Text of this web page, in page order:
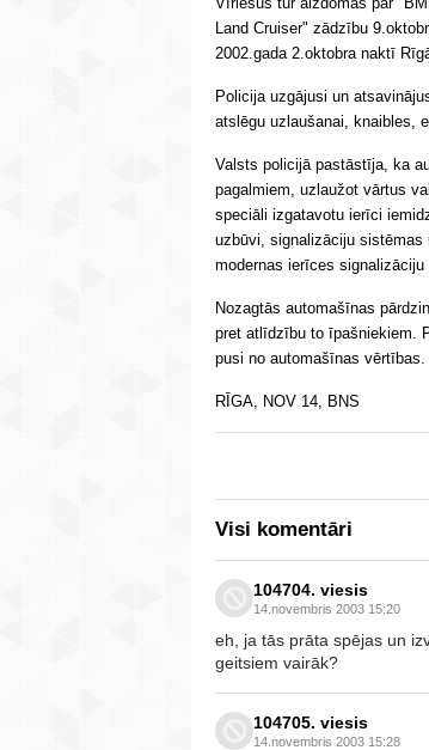
Land Cruiser" zādzību
2002.gada 2.oktobra naktī
Policija uzgājusi un
atslēgu uzlaušanai, knaibles,
Valsts policijā pastāstīja, ka
pagalmiem, uzlaužot vārtus
speciāli izgatavotu ierīci
uzbūvi, signalizāciju
modernas ierīces signalizāciju
Nozagtās automašīnas
pret atlīdzību to īpašniekiem.
pusi no automašīnas vērtības.
RĪGA, NOV 14, BNS
Visi komentāri
104704. viesis
14.novembris 2003 15:20
eh, ja tās prāta spējas un
geitsiem vairāk?
104705. viesis
14.novembris 2003 15:28